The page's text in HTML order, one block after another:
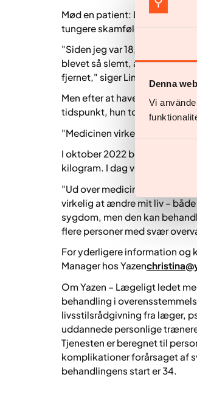
Denna
Vi
Mød en patient: Linda fik sit
tungere skamfølelse havde
"Siden jeg var 18, har jeg
blevet så slemt, at jeg måtte
fjernet," siger Linda Sedenborg.
Men efter at have tabt sig
tidspunkt, hun tog kontakt til
"Medicinen virkede, og min
I oktober 2022 begyndte
kilogram. I dag vejer hun 90
"Ud over medicinen fik jeg
virkelig at ændre mit liv –
sygdom, men den kan
flere personer med svær
For yderligere information og
Manager hos Yazen
Om Yazen – Lægeligt ledet
behandling i
livsstilsrådgivning fra læger,
uddannede personlige
Tjenesten er beregnet til
komplikationer forårsaget af
behandlingens start er 34.